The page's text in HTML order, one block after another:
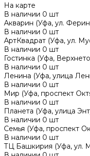
На карте
В наличии 0 шт
Акварин (Уфа, ул.
В наличии 0 шт
АртКвадрат (Уфа, ул.
В наличии 0 шт
Гостинка (Уфа,
В наличии 0 шт
Ленина (Уфа, улица
В наличии 0 шт
Мир (Уфа, проспект
В наличии 0 шт
Планета (Уфа, улица
В наличии 0 шт
Семья (Уфа, проспект
В наличии 0 шт
ТЦ Башкирия (Уфа, ул.